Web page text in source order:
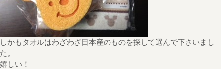
しかもタオルはわざわざ日本産のものを探して選んで下さいまし
た。
嬉しい！